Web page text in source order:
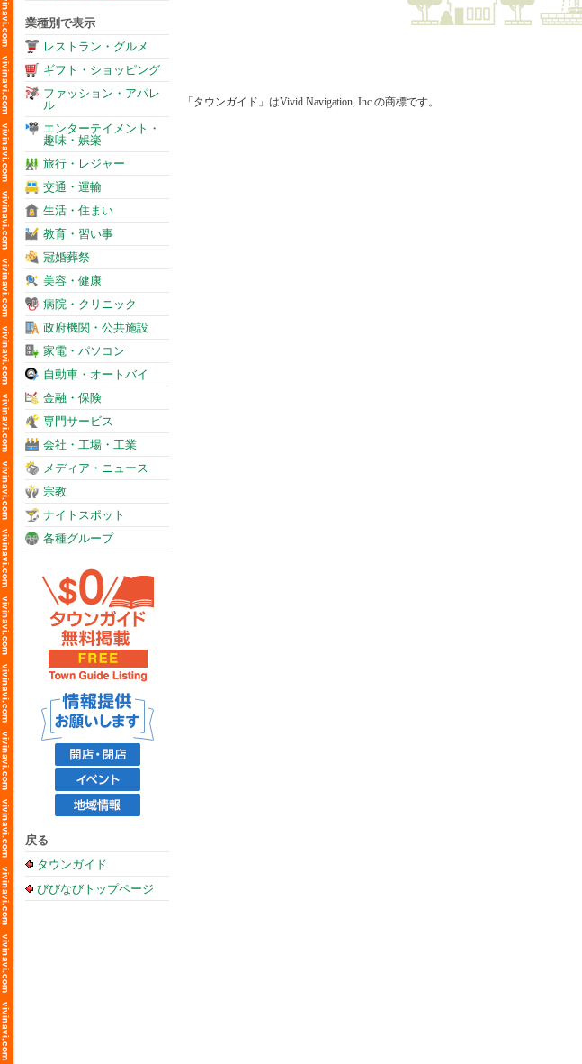
業種別で表示
レストラン・グルメ
ギフト・ショッピング
ファッション・アパレ
ル
エンターテイメント・
趣味・娯楽
旅行・レジャー
交通・運輸
生活・住まい
教育・習い事
冠婚葬祭
美容・健康
病院・クリニック
政府機関・公共施設
家電・パソコン
自動車・オートバイ
金融・保険
専門サービス
会社・工場・工業
メディア・ニュース
宗教
ナイトスポット
各種グループ
戻る
タウンガイド
びびなびトップページ
「タウンガイド」はVivid Navigation, Inc.の商標です。